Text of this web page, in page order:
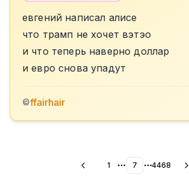
евгений написал алисе
что трамп не хочет вэтэо
и что теперь наверно доллар
и евро снова упадут
©ffairhair
1 More pages
7 More pages
4468